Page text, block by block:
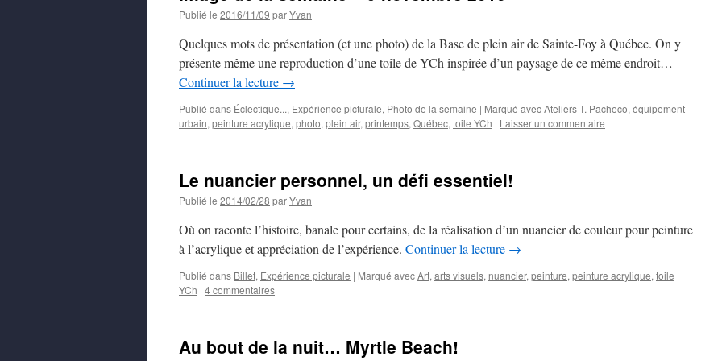
Publié le 2016/11/09 parYvan
Quelques mots de présentation (et une photo) de la Base de plein air de Sainte-Foy à Québec. On y
présente même une reproduction d’une toile de YCh inspirée d’un paysage de ce même endroit…
Continuer la lecture →
Publié dans Éclectique..., Expérience picturale, Photo de la semaine | Marqué avecAteliers T. Pacheco, équipement
urbain, peinture acrylique, photo, plein air, printemps, Québec, toile YCh | Laisser un commentaire
Le nuancier personnel, un défi essentiel!
Publié le 2014/02/28 parYvan
Où on raconte l’histoire, banale pour certains, de la réalisation d’un nuancier de couleur pour peinture
à l’acrylique et appréciation de l’expérience. Continuer la lecture →
Publié dans Billet, Expérience picturale | Marqué avecArt, arts visuels, nuancier, peinture, peinture acrylique, toile
YCh | 4 commentaires
Au bout de la nuit… Myrtle Beach!